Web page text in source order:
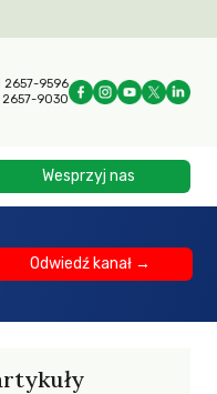
2657-9596
2657-9030
Wesprzyj nas
Odwiedź kanał →